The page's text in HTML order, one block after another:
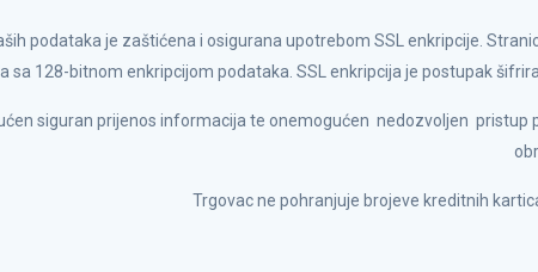
podataka je zaštićena i osigurana upotrebom SSL enkripcije.
sa 128-bitnom enkripcijom podataka. SSL enkripcija je postupak
siguran prijenos informacija te onemogućen nedozvoljen pristup
Trgovac ne pohranjuje brojeve kreditnih